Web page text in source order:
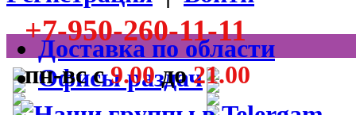
+7-950-260-11-11
пн-вс с9.00до21.00
Доставка по области
Офисы раздач